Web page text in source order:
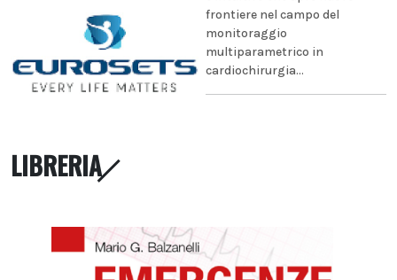
frontiere nel campo del
monitoraggio
multiparametrico in
cardiochirurgia...
LIBRERIA